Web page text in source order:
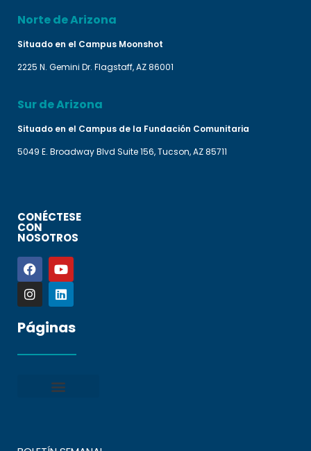
Norte de Arizona
Situado en el Campus Moonshot
2225 N. Gemini Dr. Flagstaff, AZ 86001
Sur de Arizona
Situado en el Campus de la Fundación Comunitaria
5049 E. Broadway Blvd Suite 156, Tucson, AZ 85711
CONÉCTESE
CON
NOSOTROS
Páginas